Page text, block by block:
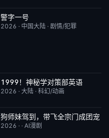
更新至第30集
警字一号
2026 · 中国大陆 · 剧情/犯罪
更新至第3集 10.0
1999！神秘学对策部英语
2026 · 大陆 · 科幻/动画
完结 10.0
狗师妹驾到，带飞全宗门成团宠
2026 · · AI漫剧